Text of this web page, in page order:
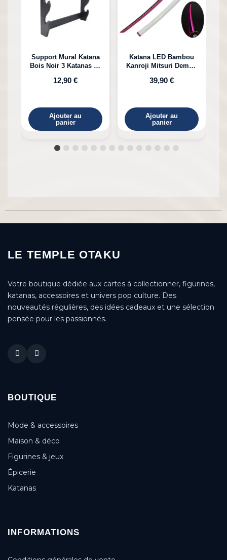
Support Mural Katana
Bois Noir 3 Katanas en
12,90 €
Ajouter au
panier
Katana LED Bambou
Kanroji Mitsuri Demon
39,90 €
Ajouter au
panier
LE TEMPLE OTAKU
Votre boutique dédiée aux cartes à collectionner, figurines,
katanas, accessoires et univers pop culture. Des
nouveautés régulières, des idées cadeaux et une sélection
pensée pour les passionnés.
BOUTIQUE
Mode & accessoires
Maison & déco
Figurines & jeux
Épicerie
Katanas
INFORMATIONS